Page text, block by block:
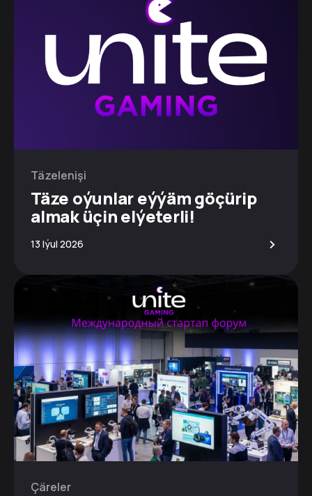
Täzelenişi
Täze oýunlar eýýäm göçürip
almak üçin elýeterli!
13 Iýul 2026 >
Çäreler